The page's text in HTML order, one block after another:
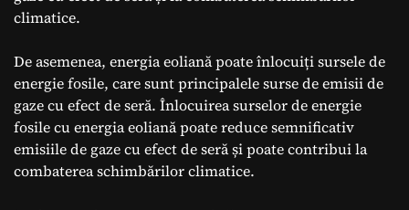
climatice.
De asemenea, energia eoliană poate înlocuiți sursele de
energie fosile, care sunt principalele surse de emisii de
gaze cu efect de seră. Înlocuirea surselor de energie
fosile cu energia eoliană poate reduce semnificativ
emisiile de gaze cu efect de seră și poate contribui la
combaterea schimbărilor climatice.